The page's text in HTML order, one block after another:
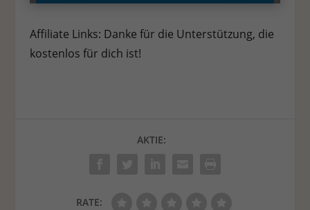
Affiliate Links: Danke für die Unterstützung, die
kostenlos für dich ist!
AKTIE:
RATE:
Anzeigen- und Inhaltsmessung. Weitere Informationen über
die Verwendung Ihrer Daten finden Sie in unserer
Datenschutzerklärung. Es besteht keine Verpflichtung, der
Sie können Ihre Einwilligung zu ganzen Kategorien geben
Alle akzeptieren